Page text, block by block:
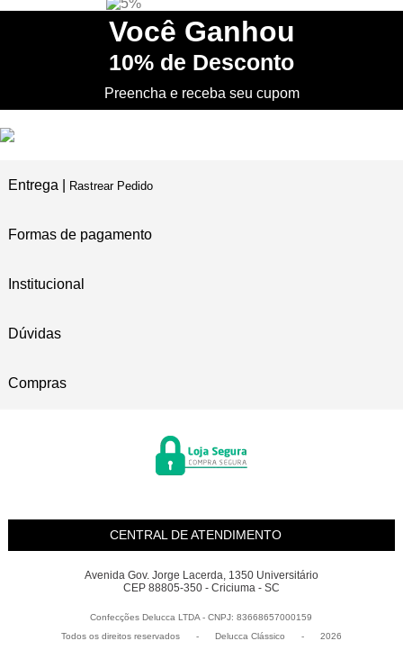
5% DESCONTO no PIX
PRIMEIRA TROCA Grátis
Você Ganhou
10% de Desconto
Preencha e receba seu cupom
Entrega | Rastrear Pedido
Formas de pagamento
Institucional
Dúvidas
Compras
CENTRAL DE ATENDIMENTO
Avenida Gov. Jorge Lacerda, 1350 Universitário
CEP 88805-350 - Criciuma - SC
Confecções Delucca LTDA - CNPJ: 83668657000159
Todos os direitos reservados
- Delucca Clássico - 2026